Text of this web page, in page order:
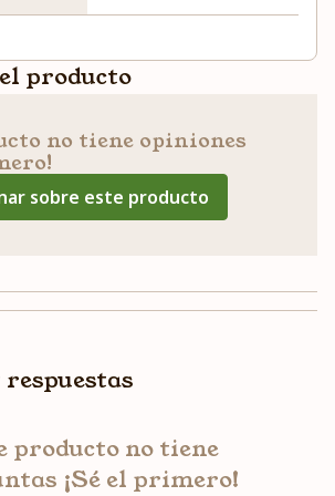
producto
no tiene opiniones
sobre este producto
producto no tiene
¡Sé el primero!